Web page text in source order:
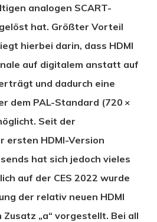
analogen SCART-
hat. Größter Vorteil
hierbei darin, dass HDMI
auf digitalem anstatt auf
und dadurch eine
dem PAL-Standard (720 ×
Seit der
ersten HDMI-Version
hat sich jedoch vieles
auf der CES 2022 wurde
der relativ neuen HDMI
„a“ vorgestellt. Bei all